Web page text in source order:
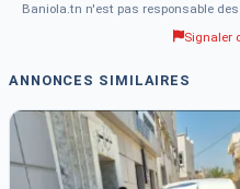
Baniola.tn n'est pas responsable
Signaler
ANNONCES SIMILAIRES